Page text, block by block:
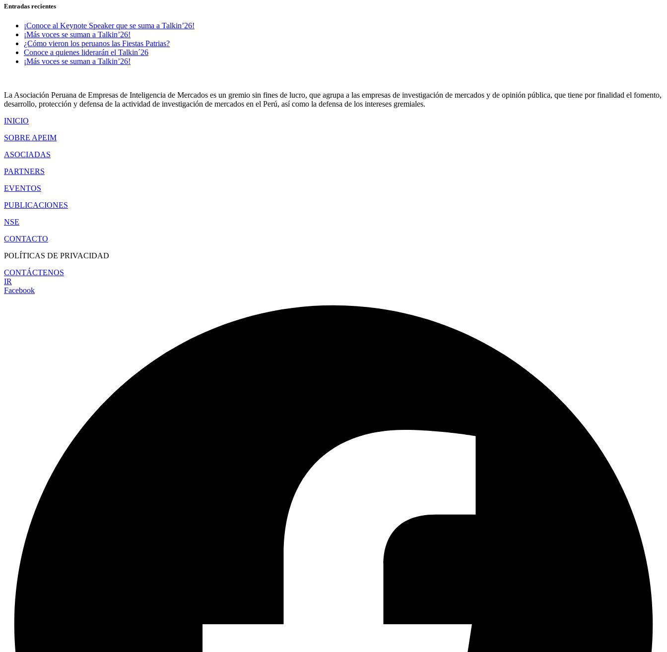
Entradas recientes
¡Conoce al Keynote Speaker que se suma a Talkin’26!
¡Más voces se suman a Talkin’26!
¿Cómo vieron los peruanos las Fiestas Patrias?
Conoce a quienes liderarán el Talkin´26
¡Más voces se suman a Talkin’26!
La Asociación Peruana de Empresas de Inteligencia de Mercados es un gremio sin fines de lucro, que agrupa a las empresas de investigación de mercados y de opinión pública, que tiene por finalidad el fomento,
desarrollo, protección y defensa de la actividad de investigación de mercados en el Perú, así como la defensa de los intereses gremiales.
INICIO
SOBRE APEIM
ASOCIADAS
PARTNERS
EVENTOS
PUBLICACIONES
NSE
CONTACTO
POLÍTICAS DE PRIVACIDAD
CONTÁCTENOS
IR
Facebook